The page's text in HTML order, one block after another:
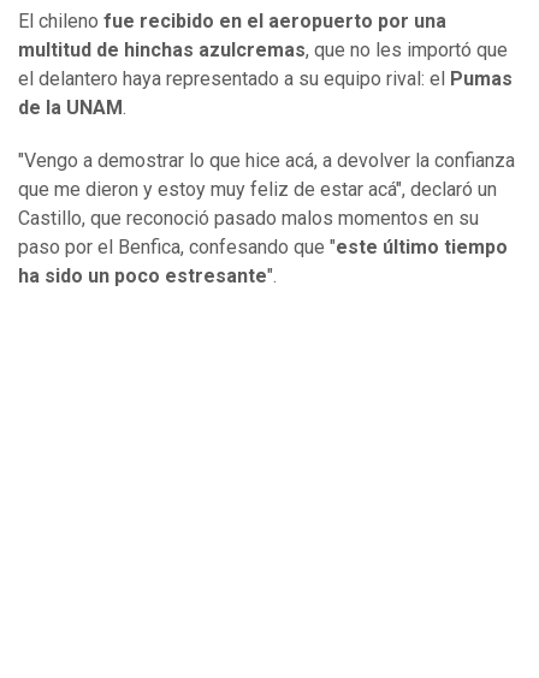
El chileno fue recibido en el aeropuerto por una
multitud de hinchas azulcremas, que no les importó que
el delantero haya representado a su equipo rival: el
Pumas
de la UNAM.
"Vengo a demostrar lo que hice acá, a devolver la confianza
que me dieron y estoy muy feliz de estar acá", declaró un
Castillo, que reconoció pasado malos momentos en su
paso por el Benfica, confesando que "este último tiempo
ha sido un poco estresante".